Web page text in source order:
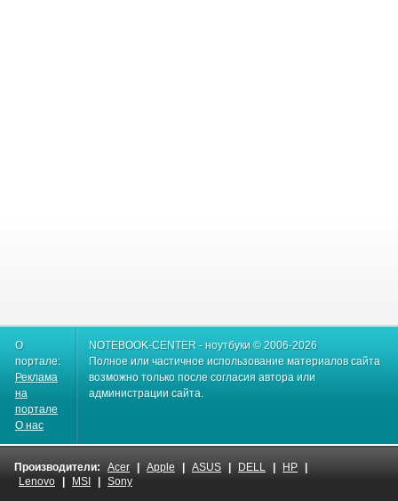
О
портале:
Реклама
на
портале
О нас
NOTEBOOK-CENTER - ноутбуки © 2006-2026
Полное или частичное использование материалов сайта
возможно только после согласия автора или
администрации сайта.
Производители: Acer Apple ASUS DELL HP
Lenovo
MSI Sony